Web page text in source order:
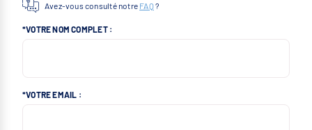
Avez-vous consulté notre FAQ?
*VOTRE NOM COMPLET :
*VOTRE EMAIL :